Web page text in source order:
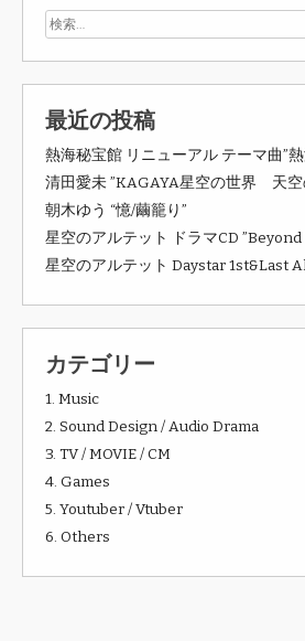
最近の投稿
熱海秘宝館 リニューアル テーマ曲”
清田愛未 ”KAGAYA星空の世界 天空
朝木ゆう “憶/繭籠り”
星空のアルテット ドラマCD ”Beyond
星空のアルテット Daystar 1st&Last
カテゴリー
1. Music
2. Sound Design / Audio Drama
3. TV / MOVIE / CM
4. Games
5. Youtuber / Vtuber
6. Others